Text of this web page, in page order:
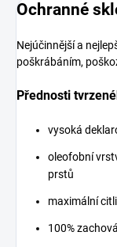
Ochranné
Nejúčinnější a
poškrábáním,
Přednosti
vysoká
oleofobní
prstů
maximální
100%